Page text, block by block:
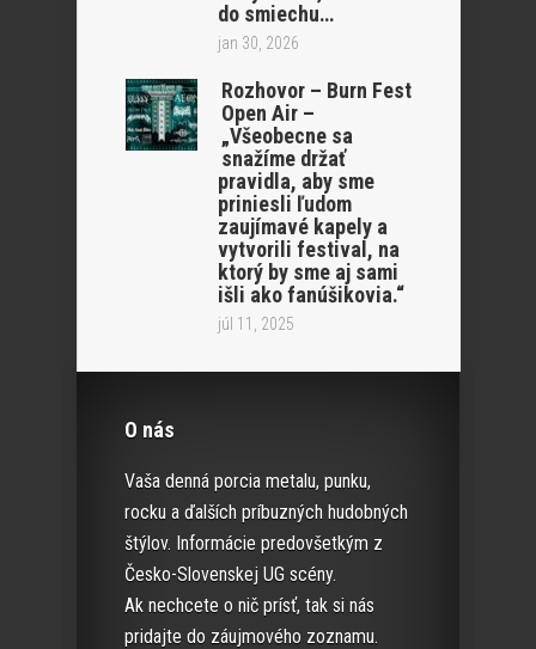
do smiechu…
jan 30, 2026
Rozhovor – Burn Fest
Open Air –
„Všeobecne sa
snažíme držať
pravidla, aby sme
priniesli ľudom
zaujímavé kapely a
vytvorili festival, na
ktorý by sme aj sami
išli ako fanúšikovia.“
júl 11, 2025
O nás
Vaša denná porcia metalu, punku,
rocku a ďalších príbuzných hudobných
štýlov. Informácie predovšetkým z
Česko-Slovenskej UG scény.
Ak nechcete o nič prísť, tak si nás
pridajte do záujmového zoznamu.